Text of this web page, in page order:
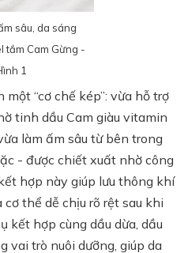
sâu, da sáng
tắm Cam Gừng -
1
“cơ chế kép”: vừa hỗ trợ
tinh dầu Cam giàu vitamin
làm ấm sâu từ bên trong
- được chiết xuất nhờ công
hợp này giúp lưu thông khí
thể dễ chịu rõ rệt sau khi
kết hợp cùng dầu dừa, dầu
vai trò nuôi dưỡng, giúp da